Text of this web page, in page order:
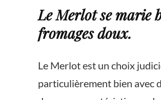
Le Merlot se marie
fromages doux.
Le Merlot est un choix
particulièrement bien avec